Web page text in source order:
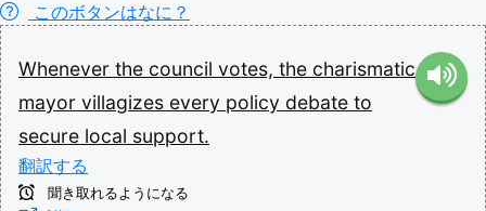
このボタンはなに？
Whenever the council votes, the charismatic
mayor villagizes every policy debate to
secure local support.
翻訳する
聞き取れるようになる